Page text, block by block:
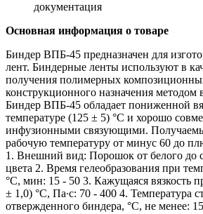
документация
Основная информация о товаре
Биндер ВПБ-45 предназначен для
лент. Биндерные ленты используют в
получения полимерных
конструкционного назначения
Биндер ВПБ-45 обладает пониженной
температуре (125 ± 5) °С и хорошо
инфузионными связующими.
рабочую температуру от минус 60 до
1. Внешний вид: Порошок от белого до
цвета 2. Время гелеобразования при
°С, мин: 15 - 50 3. Кажущаяся вязкость
± 1,0) °С, Па∙с: 70 - 400 4. Температура
отвержденного биндера, °С, не менее: